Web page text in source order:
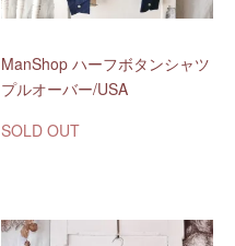
ManShop ハーフボタンシャツ
プルオーバー/USA
SOLD OUT